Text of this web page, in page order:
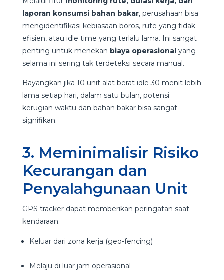
laporan konsumsi bahan bakar, perusahaan bisa
mengidentifikasi kebiasaan boros, rute yang tidak
efisien, atau idle time yang terlalu lama. Ini sangat
penting untuk menekan biaya operasionalyang
selama ini sering tak terdeteksi secara manual.
Bayangkan jika 10 unit alat berat idle 30 menit lebih
lama setiap hari, dalam satu bulan, potensi
kerugian waktu dan bahan bakar bisa sangat
signifikan.
3. Meminimalisir Risiko
Kecurangan dan
Penyalahgunaan Unit
GPS tracker dapat memberikan peringatan saat
kendaraan:
Keluar dari zona kerja (geo-fencing)
Melaju di luar jam operasional